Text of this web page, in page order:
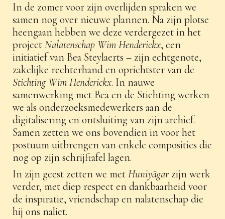
In de zomer voor zijn overlijden spraken we
samen nog over nieuwe plannen. Na zijn plotse
heengaan hebben we deze verdergezet in het
projectNalatenschap Wim Henderickx, een
initiatief van Bea Steylaerts – zijn echtgenote,
zakelijke rechterhand en oprichtster van de
Stichting Wim Henderickx. In nauwe
samenwerking met Bea en de Stichting werken
we als onderzoeksmedewerkers aan de
digitalisering en ontsluiting van zijn archief.
Samen zetten we ons bovendien in voor het
postuum uitbrengen van enkele composities die
nog op zijn schrijftafel lagen.
In zijn geest zetten we metHuniyāgarzijn werk
verder, met diep respect en dankbaarheid voor
de inspiratie, vriendschap en nalatenschap die
hij ons naliet.